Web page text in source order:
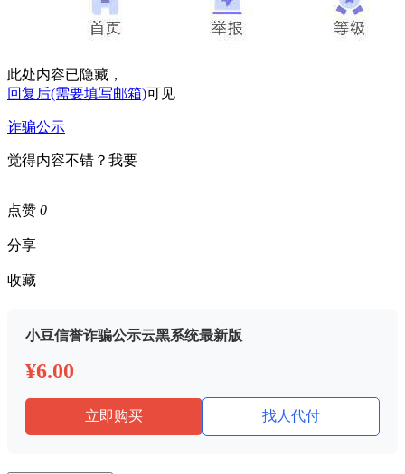
此处内容已隐藏，
回复后(需要填写邮箱)可见
诈骗公示
觉得内容不错？我要
点赞 0
分享
收藏
小豆信誉诈骗公示云黑系统最新版
¥6.00
立即购买 找人代付